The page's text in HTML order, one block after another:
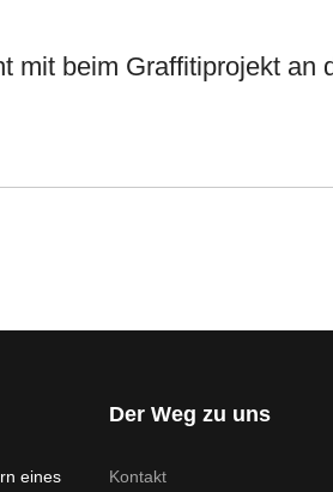
mit beim Graffitiprojekt an
eines
Der Weg zu uns
Kontakt